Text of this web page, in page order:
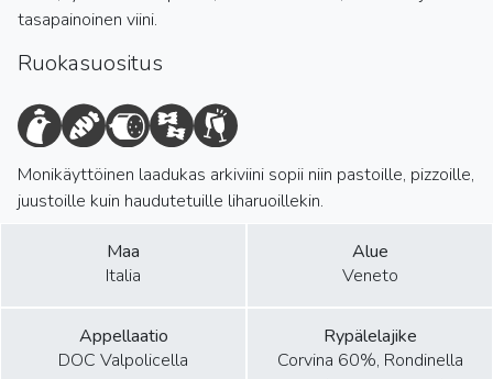
tasapainoinen viini.
Ruokasuositus
Monikäyttöinen laadukas arkiviini sopii niin pastoille, pizzoille,
juustoille kuin haudutetuille liharuoillekin.
Maa
Italia
Alue
Veneto
Appellaatio
DOC Valpolicella
Rypälelajike
Corvina 60%, Rondinella